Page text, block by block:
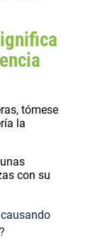
tómese
la
con su